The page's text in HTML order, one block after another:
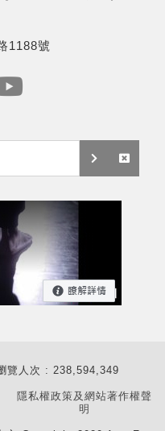
1188號
訂 取
覽人次 : 238,594,349
隱私權政策及網站著作權聲
明